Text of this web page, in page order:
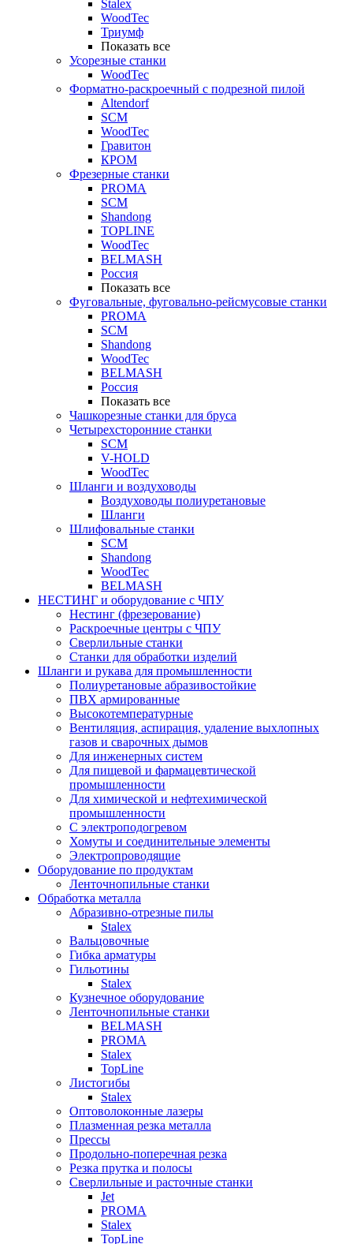
Stalex
WoodTec
Триумф
Показать все
Усорезные станки
WoodTec
Форматно-раскроечный с подрезной пилой
Altendorf
SCM
WoodTec
Гравитон
КРОМ
Фрезерные станки
PROMA
SCM
Shandong
TOPLINE
WoodTec
BELMASH
Россия
Показать все
Фуговальные, фуговально-рейсмусовые станки
PROMA
SCM
Shandong
WoodTec
BELMASH
Россия
Показать все
Чашкорезные станки для бруса
Четырехсторонние станки
SCM
V-HOLD
WoodTec
Шланги и воздуховоды
Воздуховоды полиуретановые
Шланги
Шлифовальные станки
SCM
Shandong
WoodTec
BELMASH
НЕСТИНГ и оборудование с ЧПУ
Нестинг (фрезерование)
Раскроечные центры с ЧПУ
Сверлильные станки
Станки для обработки изделий
Шланги и рукава для промышленности
Полиуретановые абразивостойкие
ПВХ армированные
Высокотемпературные
Вентиляция, аспирация, удаление выхлопных
газов и сварочных дымов
Для инженерных систем
Для пищевой и фармацевтической
промышленности
Для химической и нефтехимической
промышленности
С электроподогревом
Хомуты и соединительные элементы
Электропроводящие
Оборудование по продуктам
Ленточнопильные станки
Обработка металла
Абразивно-отрезные пилы
Stalex
Вальцовочные
Гибка арматуры
Гильотины
Stalex
Кузнечное оборудование
Ленточнопильные станки
BELMASH
PROMA
Stalex
TopLine
Листогибы
Stalex
Оптоволоконные лазеры
Плазменная резка металла
Прессы
Продольно-поперечная резка
Резка прутка и полосы
Сверлильные и расточные станки
Jet
PROMA
Stalex
TopLine